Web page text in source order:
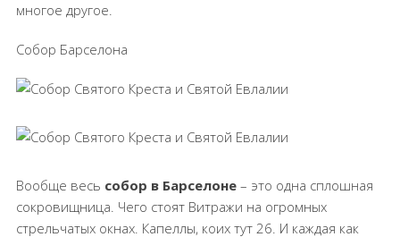
многое другое.
Собор Барселона
Вообще весь собор в Барселоне– это одна сплошная
сокровищница. Чего стоят Витражи на огромных
стрельчатых окнах. Капеллы, коих тут 26. И каждая как